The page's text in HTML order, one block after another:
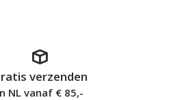
verzenden
NL vanaf € 85,-